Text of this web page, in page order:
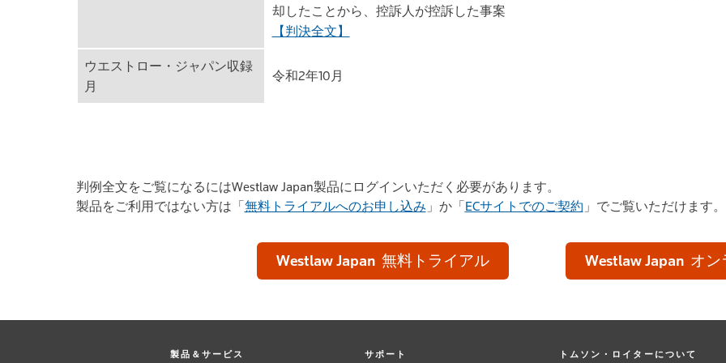
却したことから、控訴人が控訴した事案
【判決全文】
ウエストロー・ジャパン収録
月
令和2年10月
判例全文をご覧になるにはWestlaw Japan製品にログインいただく必要があります。
製品をご利用ではない方は「無料トライアルへのお申し込み 」か「ECサイトでのご契約 」でご覧いただけます。
Westlaw Japan 無料トライアル Westlaw Japan オン
製品＆サービス サポート トムソン・ロイターについて